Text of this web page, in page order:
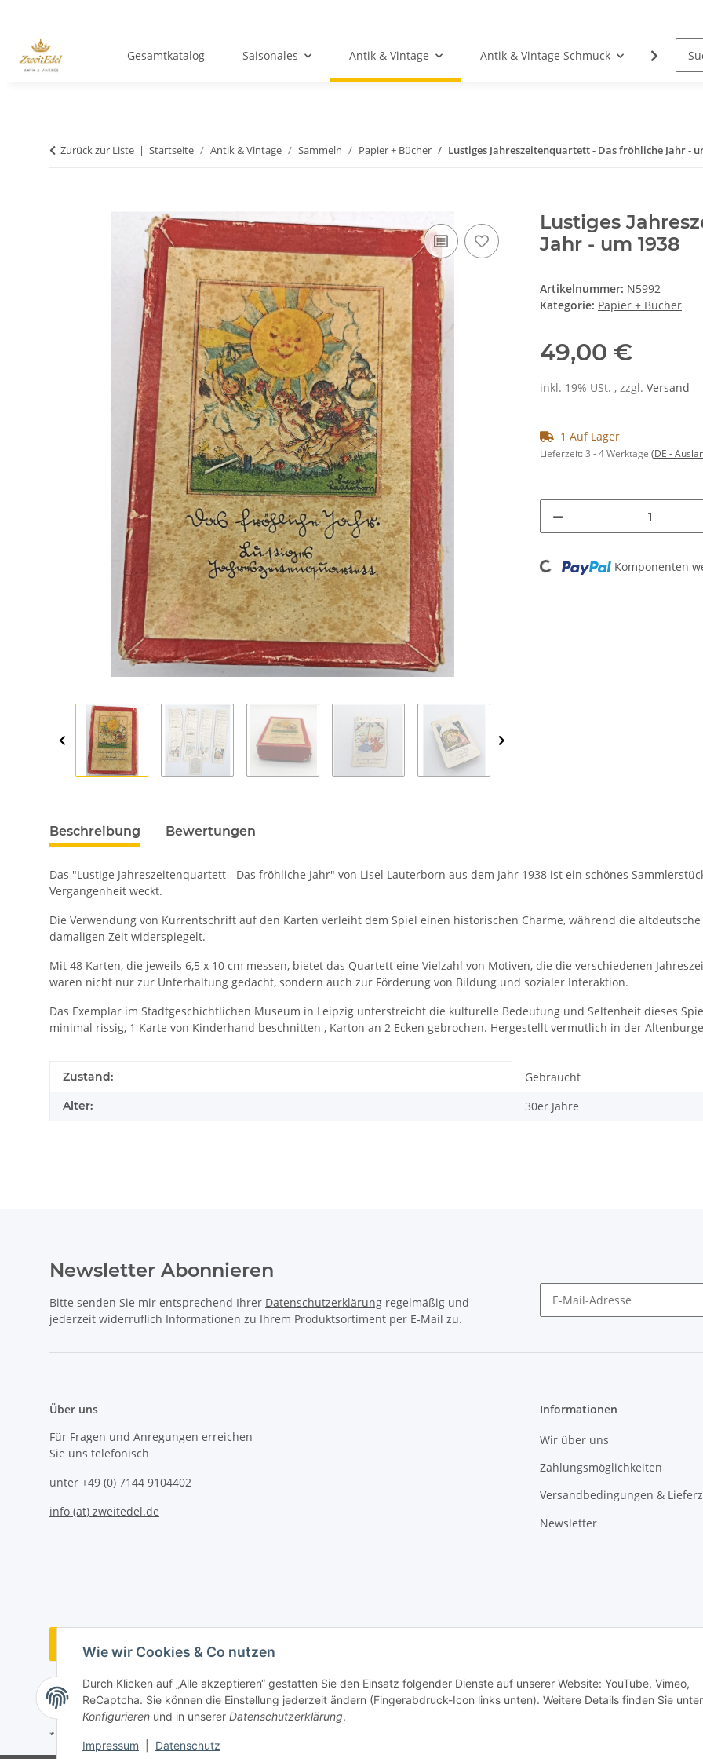
Wie wir Cookies & Co nutzen
Durch Klicken auf „Alle akzeptieren“ gestatten Sie den Einsatz folgender Dienste auf unserer Website: YouTube, Vimeo,
ReCaptcha. Sie können die Einstellung jederzeit ändern (Fingerabdruck-Icon links unten). Weitere Details finden Sie unter
Konfigurieren und in unserer Datenschutzerklärung.
Impressum Datenschutz
Gesamtkatalog Saisonales Antik & Vintage Antik & Vintage Schmuck
Zurück zur Liste Startseite Antik & Vintage Sammeln Papier + Bücher Lustiges Jahreszeitenquartett - Das fröhliche Jahr -
Lustiges
Jahr - um 1938
Artikelnummer: N5992
Kategorie: Papier + Bücher
49,00 €
inkl. 19% USt. , zzgl. Versand
1 Auf Lager
Lieferzeit:3 - 4 Werktage (DE -
Loading... Komponenten
Beschreibung Bewertungen
Das "Lustige Jahreszeitenquartett - Das fröhliche Jahr" von Lisel Lauterborn aus dem Jahr 1938 ist ein schönes
Vergangenheit weckt.
Die Verwendung von Kurrentschrift auf den Karten verleiht dem Spiel einen historischen Charme, während die
damaligen Zeit widerspiegelt.
Mit 48 Karten, die jeweils 6,5 x 10 cm messen, bietet das Quartett eine Vielzahl von Motiven, die die verschiedenen
waren nicht nur zur Unterhaltung gedacht, sondern auch zur Förderung von Bildung und sozialer Interaktion.
Das Exemplar im Stadtgeschichtlichen Museum in Leipzig unterstreicht die kulturelle Bedeutung und Seltenheit dieses
minimal rissig, 1 Karte von Kinderhand beschnitten , Karton an 2 Ecken gebrochen. Hergestellt vermutlich in der
Produkteigenschaft
Wert
Zustand: Gebraucht
Alter: 30er Jahre
Newsletter Abonnieren
Bitte senden Sie mir entsprechend Ihrer Datenschutzerklärung regelmäßig und
jederzeit widerruflich Informationen zu Ihrem Produktsortiment per E-Mail zu.
Über uns
Für Fragen und Anregungen erreichen
Sie uns telefonisch
unter +49 (0) 7144 9104402
info (at) zweitedel.de
Informationen
Wir über uns
Zahlungsmöglichkeiten
Versandbedingungen &
Newsletter
Vertrag widerrufen
* Alle Preise inkl. gesetzlicher USt., zzgl.